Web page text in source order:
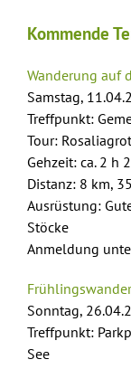
Kommende
Wanderung auf
Samstag,
Treffpunkt:
Tour:
Gehzeit: ca. 2 h
Distanz: 8 km,
Ausrüstung:
Stöcke
Anmeldung
Sonntag,
Treffpunkt:
See